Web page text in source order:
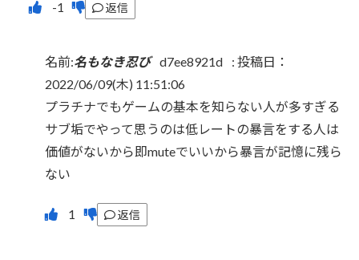
返信
名前:名もなき忍び d7ee8921d : 投稿日：
2022/06/09(木) 11:51:06
プラチナでもゲームの基本を知らない人が多すぎる
サブ垢でやって思うのは低レートの暴言をする人は
価値がないから即muteでいいから暴言が記憶に残ら
ない
返信